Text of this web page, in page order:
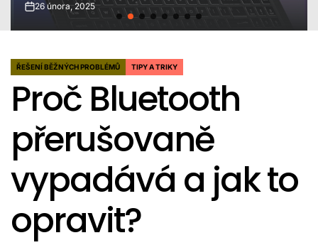
on26 února, 2025
POSTED
IN
ŘEŠENÍ BĚŽNÝCH PROBLÉMŮ TIPY A TRIKY
Proč Bluetooth
přerušovaně
vypadává a jak to
opravit?